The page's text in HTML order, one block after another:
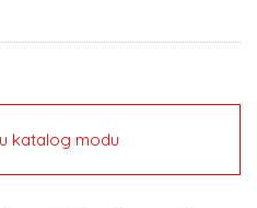
katalog modu